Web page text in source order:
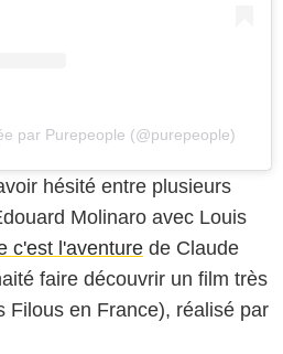
par Purepeople (@purepeople)
hésité entre plusieurs
Molinaro avec Louis
c'est l'aventure de Claude
faire découvrir un film très
Filous en France), réalisé par